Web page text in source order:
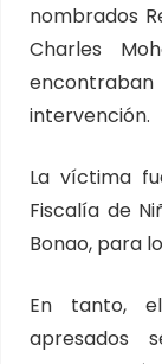
nombrados
Charles
intervención.
La víctima
Fiscalía de
Bonao, para
En tanto,
apresados